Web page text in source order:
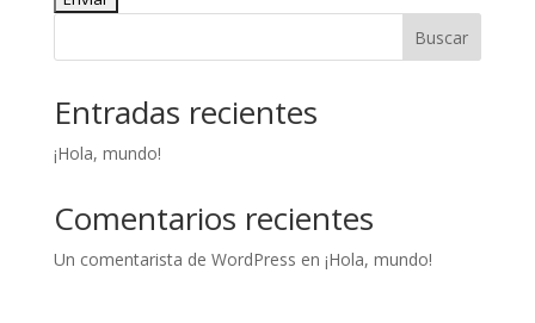
Buscar
Entradas recientes
¡Hola, mundo!
Comentarios recientes
Un comentarista de WordPress en ¡Hola, mundo!